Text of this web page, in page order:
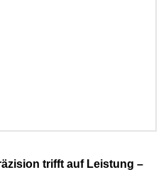
trifft auf Leistung –